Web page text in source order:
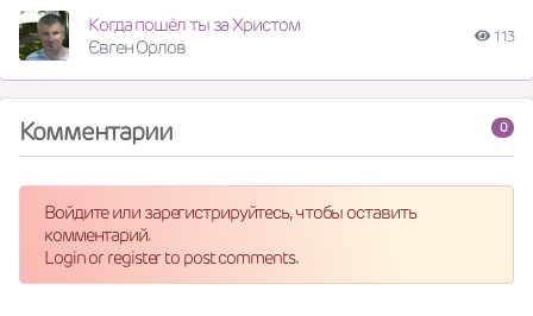
Когда пошёл ты за Христом
Євген Орлов
113
0
Комментарии
Войдите или зарегистрируйтесь, чтобы оставить
комментарий.
Login or register to post comments.